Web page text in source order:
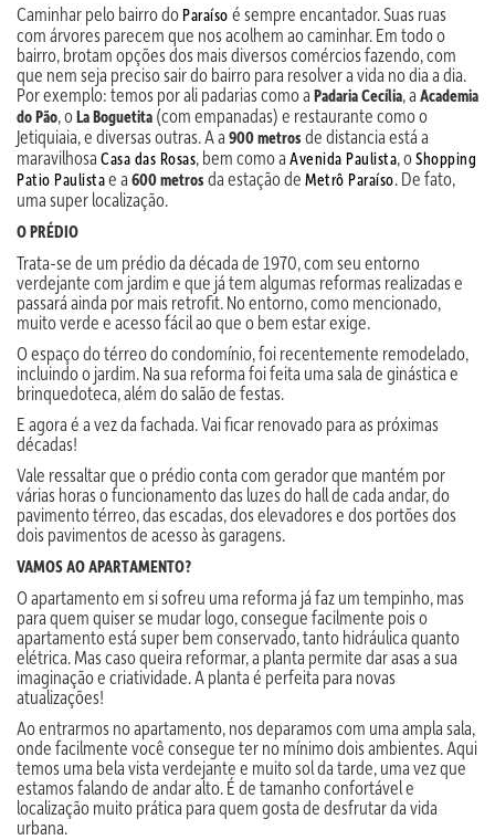
Caminhar pelo bairro do Paraíso é sempre encantador. Suas ruas
com árvores parecem que nos acolhem ao caminhar. Em todo o
bairro, brotam opções dos mais diversos comércios fazendo, com
que nem seja preciso sair do bairro para resolver a vida no dia a dia.
Por exemplo: temos por ali padarias como a Padaria Cecília, a Academia
do Pão, oLa Boguetita (com empanadas) e restaurante como o
Jetiquiaia, e diversas outras. A a 900 metros de distancia está a
maravilhosa Casa das Rosas, bem como a Avenida Paulista, oShopping
Patio Paulistae a 600 metros da estação de Metrô Paraíso. De fato,
uma super localização.
O PRÉDIO
Trata-se de um prédio da década de 1970, com seu entorno
verdejante com jardim e que já tem algumas reformas realizadas e
passará ainda por mais retrofit. No entorno, como mencionado,
muito verde e acesso fácil ao que o bem estar exige.
O espaço do térreo do condomínio, foi recentemente remodelado,
incluindo o jardim. Na sua reforma foi feita uma sala de ginástica e
brinquedoteca, além do salão de festas.
E agora é a vez da fachada. Vai ficar renovado para as próximas
décadas!
Vale ressaltar que o prédio conta com gerador que mantém por
várias horas o funcionamento das luzes do hall de cada andar, do
pavimento térreo, das escadas, dos elevadores e dos portões dos
dois pavimentos de acesso às garagens.
VAMOS AO APARTAMENTO?
O apartamento em si sofreu uma reforma já faz um tempinho, mas
para quem quiser se mudar logo, consegue facilmente pois o
apartamento está super bem conservado, tanto hidráulica quanto
elétrica. Mas caso queira reformar, a planta permite dar asas a sua
imaginação e criatividade. A planta é perfeita para novas
atualizações!
Ao entrarmos no apartamento, nos deparamos com uma ampla sala,
onde facilmente você consegue ter no mínimo dois ambientes. Aqui
temos uma bela vista verdejante e muito sol da tarde, uma vez que
estamos falando de andar alto. É de tamanho confortável e
localização muito prática para quem gosta de desfrutar da vida
urbana.